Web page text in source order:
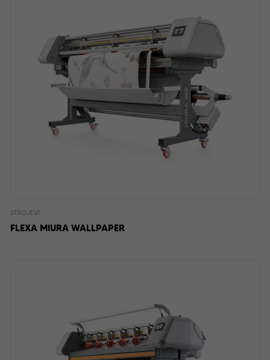
STROJEVI
FLEXA MIURA WALLPAPER